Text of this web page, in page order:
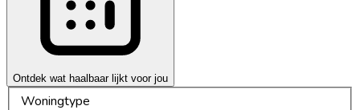
Ontdek wat haalbaar lijkt voor jou
Woningtype